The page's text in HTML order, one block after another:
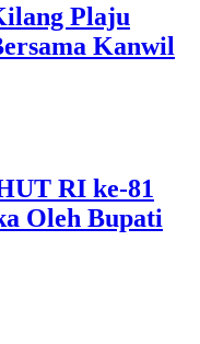
Plaju
Kanwil
RI ke-81
Oleh Bupati